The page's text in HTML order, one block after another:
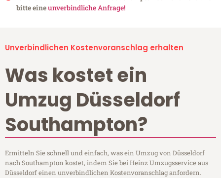
bitte eineunverbindliche Anfrage!
Unverbindlichen Kostenvoranschlag erhalten
Was kostet ein
Umzug Düsseldorf
Southampton?
Ermitteln Sie schnell und einfach, was ein Umzug von Düsseldorf
nach Southampton kostet, indem Sie bei Heinz Umzugsservice aus
Düsseldorf einen unverbindlichen Kostenvoranschlag anfordern.